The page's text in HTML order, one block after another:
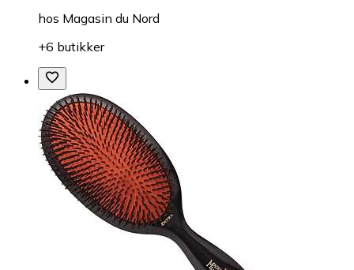
hos Magasin du Nord
+6 butikker